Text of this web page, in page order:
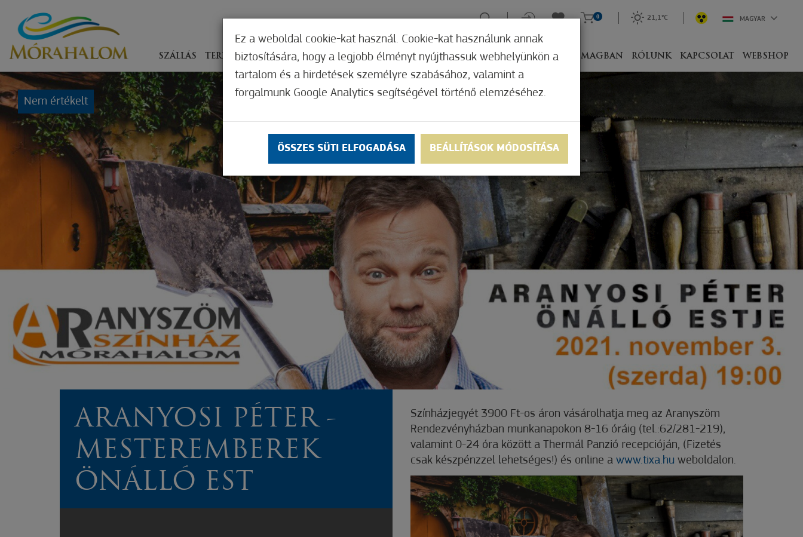
SZÁLLÁS TERÍTÉKEN ÉLMÉNYSZERZÉS ZÖLD FÓKUSZ GYÓGYHELY MERRE, MIVEL CSOMAGBAN RÓLUNK KAPCSOLAT WEBSHOP
0 21,1°C MAGYAR
Nem értékelt
ARANYOSI PÉTER -
MESTEREMBEREK
ÖNÁLLÓ EST
Színházjegyét 3900 Ft-os áron vásárolhatja meg az Aranyszöm
Rendezvényházban munkanapokon 8-16 óráig (tel.:62/281-219),
valamint 0-24 óra között a Thermál Panzió recepcióján, (Fizetés
csak készpénzzel lehetséges!) és online a www.tixa.hu weboldalon.
Ez a weboldal cookie-kat használ. Cookie-kat használunk annak
biztosítására, hogy a legjobb élményt nyújthassuk webhelyünkön a
tartalom és a hirdetések személyre szabásához, valamint a
forgalmunk Google Analytics segítségével történő elemzéséhez.
ÖSSZES SÜTI ELFOGADÁSA BEÁLLÍTÁSOK MÓDOSÍTÁSA